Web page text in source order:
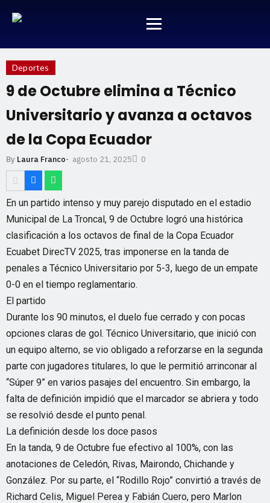
Deportes
9 de Octubre elimina a Técnico
Universitario y avanza a octavos
de la Copa Ecuador
By Laura Franco- agosto 21, 2025 0
En un partido intenso y muy parejo disputado en el estadio
Municipal de La Troncal, 9 de Octubre logró una histórica
clasificación a los octavos de final de la Copa Ecuador
Ecuabet DirecTV 2025, tras imponerse en la tanda de
penales a Técnico Universitario por 5-3, luego de un empate
0-0 en el tiempo reglamentario.
El partido
Durante los 90 minutos, el duelo fue cerrado y con pocas
opciones claras de gol. Técnico Universitario, que inició con
un equipo alterno, se vio obligado a reforzarse en la segunda
parte con jugadores titulares, lo que le permitió arrinconar al
“Súper 9” en varios pasajes del encuentro. Sin embargo, la
falta de definición impidió que el marcador se abriera y todo
se resolvió desde el punto penal.
La definición desde los doce pasos
En la tanda, 9 de Octubre fue efectivo al 100%, con las
anotaciones de Celedón, Rivas, Mairondo, Chichande y
González. Por su parte, el “Rodillo Rojo” convirtió a través de
Richard Celis, Miguel Perea y Fabián Cuero, pero Marlon